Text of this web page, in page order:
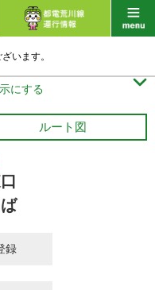
います。
にする 
ルート図
録